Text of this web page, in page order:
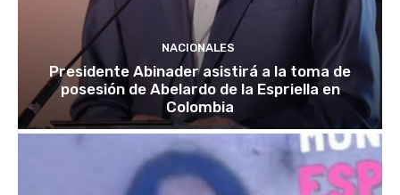
NACIONALES
Presidente Abinader asistirá a la toma de
posesión de Abelardo de la Espriella en
Colombia